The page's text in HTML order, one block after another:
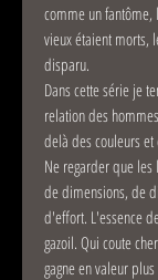
comme un fantôme,
vieux étaient morts,
disparu.
Dans cette série je
relation des
delà des couleurs
Ne regarder que
de dimensions, de
d'effort. L'essence
gazoil. Qui coute
gagne en valeur